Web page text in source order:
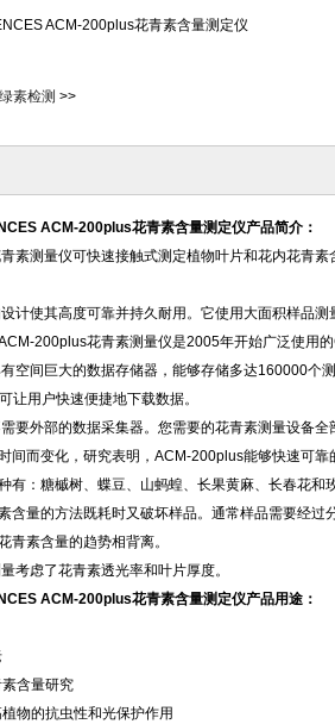
ACM-200plus花青素含量测定仪
素检测 >>
ACM-200plus花青素含量测定仪产品简介：
素测量仪可快速接触式测定植物叶片和花内花青
计使其高度可靠并持久耐用。它使用大面积样品
200plus花青素测量仪是2005年开始广泛使用
空间巨大的数据存储器，能够存储多达160000个
让用户快速便捷地下载数据。
要外部的数据采集器。您需要的花青素测量设备
间而变化，研究表明， ACM-200plus能够快速可靠
有：糖槭树、蝶豆、山蚂蝗、长果黄麻、长春花和
含量的方法既耗时又破坏样品。通常样品需要经
青素含量的趋势相背离。
考虑了花青素透光率和叶片厚度。
ACM-200plus花青素含量测定仪产品用途：
含量研究
物的抗虫性和光保护作用